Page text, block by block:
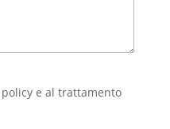
e al trattamento